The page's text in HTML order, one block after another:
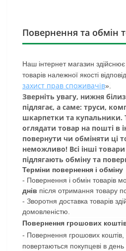
Повернення та обмін
Наш інтернет магазин
товарів належної якості
захист прав споживачів».
Зверніть увагу, нижня
підлягає, а саме: труси,
шкарпетки та купальники.
оглядати товар на пошті в
повернути чи обміняти ці
неможливо! Всі інші
підлягають обміну та
Терміни повернення і обміну
- Повернення і обмін товарів
днів після отримання товару
- Зворотня доставка товарів
домовленістю.
Повернення грошових
- Повернення грошових коштів,
повертаються покупцеві в